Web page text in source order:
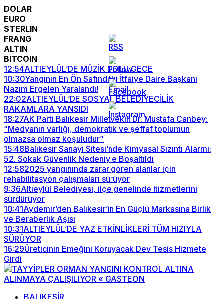
DOLAR
EURO
STERLIN
FRANG
ALTIN
BITCOIN
12:54ALTIEYLÜL’DE MÜZİK DOLU GECE
10:30Yangının En Ön Safındaki İtfaiye Daire Başkanı
Nazım Ergelen Yaralandı!
22:02ALTIEYLÜL’DE SOSYAL BELEDİYECİLİK
RAKAMLARA YANSIDI
18:27AK Parti Balıkesir Milletvekili Dr. Mustafa Canbey:
“Medyanın varlığı, demokratik ve şeffaf toplumun
olmazsa olmaz koşuludur”
15:48Balıkesir Sanayi Sitesi’nde Kimyasal Sızıntı Alarmı:
52. Sokak Güvenlik Nedeniyle Boşaltıldı
12:582025 yangınında zarar gören alanlar için
rehabilitasyon çalışmaları sürüyor
9:36Altıeylül Belediyesi, ilçe genelinde hizmetlerini
sürdürüyor
10:41Aydemir’den Balıkesir’in En Güçlü Markasına Birlik
ve Beraberlik Aşısı
10:31ALTIEYLÜL’DE YAZ ETKİNLİKLERİ TÜM HIZIYLA
SÜRÜYOR
16:29Üreticinin Emeğini Koruyacak Dev Tesis Hizmete
Girdi
BALIKESİR